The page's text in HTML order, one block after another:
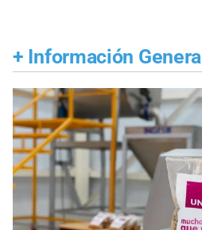
+ Información General